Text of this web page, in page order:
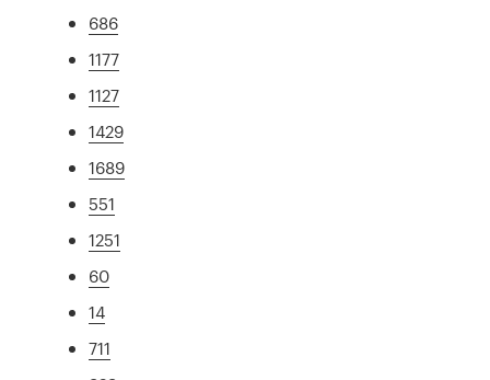
686
1177
1127
1429
1689
551
1251
60
14
711